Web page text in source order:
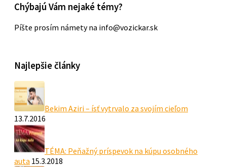
Chýbajú Vám nejaké témy?
Píšte prosím námety na info@vozickar.sk
Najlepšie články
Bekim Aziri – ísť vytrvalo za svojím cieľom
13.7.2016
TÉMA: Peňažný príspevok na kúpu osobného
auta 15.3.2018